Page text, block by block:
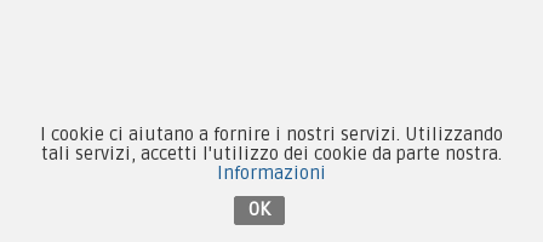
Collezionismo e Vintage
I cookie ci aiutano a fornire i nostri servizi. Utilizzando
tali servizi, accetti l'utilizzo dei cookie da parte nostra.
Informazioni
OK